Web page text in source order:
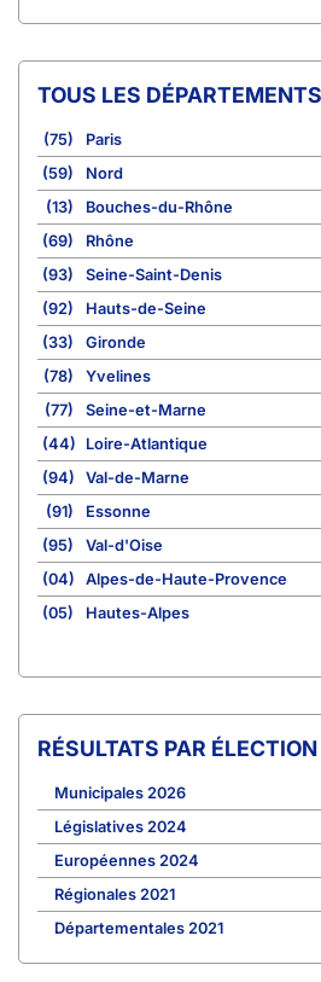
TOUS LES
(75)
Paris
(59)
Nord
(13)
Bouches-du-Rhône
(69)
Rhône
(93)
Seine-Saint-Denis
(92)
Hauts-de-Seine
(33)
Gironde
(78)
Yvelines
(77)
Seine-et-Marne
(44)
Loire-Atlantique
(94)
Val-de-Marne
(91)
Essonne
(95)
Val-d'Oise
(04)
Alpes-de-Haute-Provence
(05)
Hautes-Alpes
RÉSULTATS PAR ÉLECTION
Municipales 2026
Législatives 2024
Européennes 2024
Régionales 2021
Départementales 2021